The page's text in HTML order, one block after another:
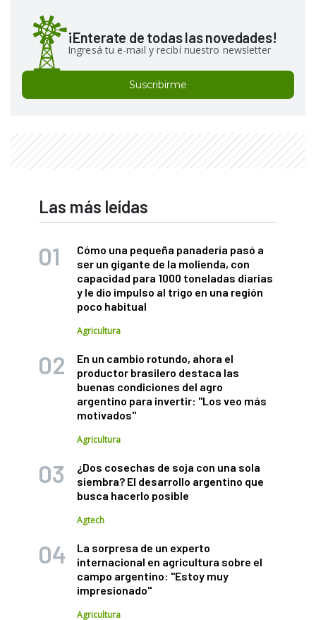
¡Enterate de todas las novedades!
Ingresá tu e-mail y recibí nuestro newsletter
Suscribirme
Las más leídas
Cómo una pequeña panadería pasó a
ser un gigante de la molienda, con
capacidad para 1000 toneladas diarias
y le dio impulso al trigo en una región
poco habitual
Agricultura
En un cambio rotundo, ahora el
productor brasilero destaca las
buenas condiciones del agro
argentino para invertir: "Los veo más
motivados"
Agricultura
¿Dos cosechas de soja con una sola
siembra? El desarrollo argentino que
busca hacerlo posible
Agtech
La sorpresa de un experto
internacional en agricultura sobre el
campo argentino: "Estoy muy
impresionado"
Agricultura